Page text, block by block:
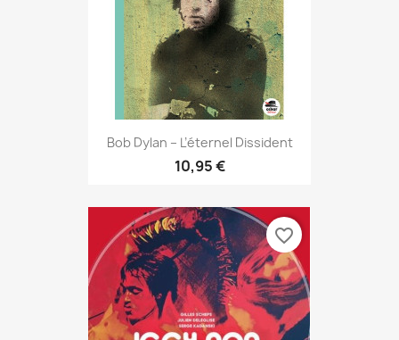
Bob Dylan – L’éternel Dissident
10,95 €
favorite_border